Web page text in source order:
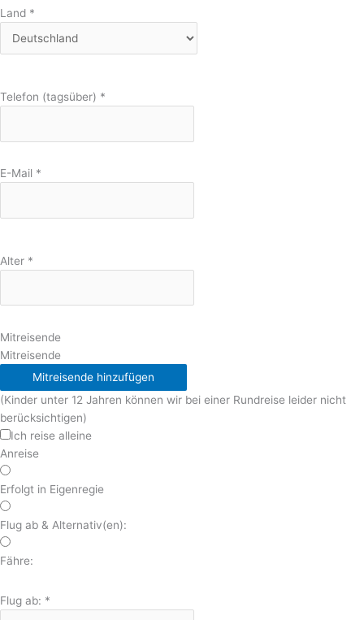
Land *
Telefon (tagsüber) *
E-Mail *
Alter *
Mitreisende
Mitreisende
Mitreisende hinzufügen
(Kinder unter 12 Jahren können wir bei einer Rundreise leider nicht
berücksichtigen)
Ich reise alleine
Anreise
Erfolgt in Eigenregie
Flug ab & Alternativ(en):
Fähre:
Flug ab: *